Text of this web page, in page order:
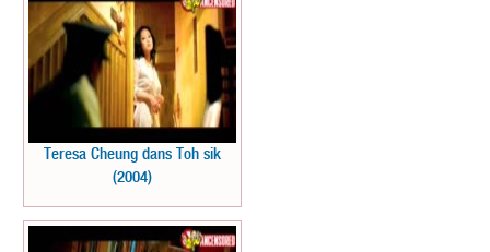
Teresa Cheung dans Toh sik
(2004)